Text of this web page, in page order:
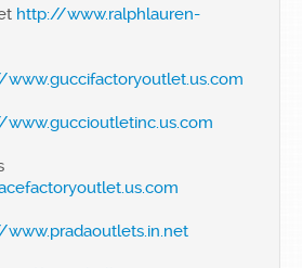
http://www.ralphlauren-